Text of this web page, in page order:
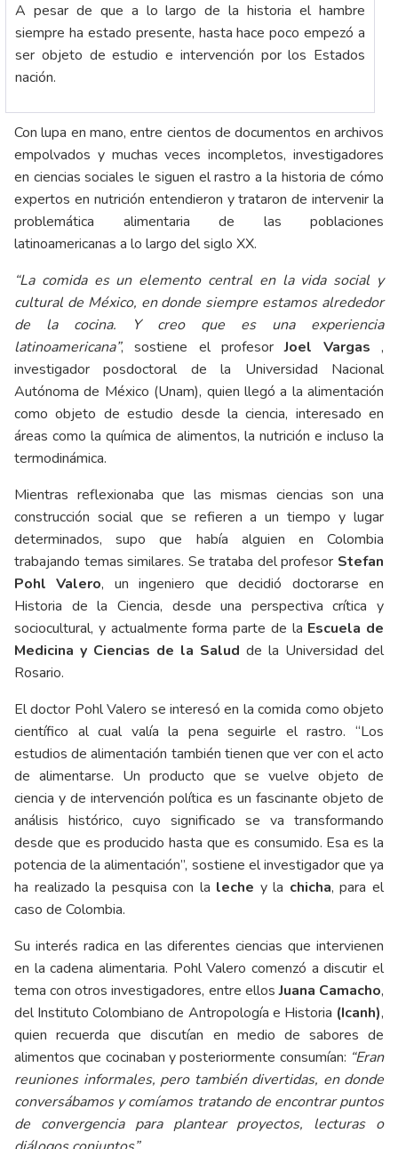
A pesar de que a lo largo de la historia el hambre
siempre ha estado presente, hasta hace poco empezó a
ser objeto de estudio e intervención por los Estados
nación.
Con lupa en mano, entre cientos de documentos en archivos
empolvados y muchas veces incompletos, investigadores
en ciencias sociales le siguen el rastro a la historia de cómo
expertos en nutrición entendieron y trataron de intervenir la
problemática alimentaria de las poblaciones
latinoamericanas a lo largo del siglo XX.
“La comida es un elemento central en la vida social y
cultural de México, en donde siempre estamos alrededor
de la cocina. Y creo que es una experiencia
latinoamericana”, sostiene el profesorJoel Vargas,
investigador posdoctoral de la Universidad Nacional
Autónoma de México (Unam), quien llegó a la alimentación
como objeto de estudio desde la ciencia, interesado en
áreas como la química de alimentos, la nutrición e incluso la
termodinámica.
Mientras reflexionaba que las mismas ciencias son una
construcción social que se refieren a un tiempo y lugar
determinados, supo que había alguien en Colombia
trabajando temas similares. Se trataba del profesor Stefan
Pohl Valero, un ingeniero que decidió doctorarse en
Historia de la Ciencia, desde una perspectiva crítica y
sociocultural, y actualmente forma parte de la Escuela de
Medicina y Ciencias de la Salud de la Universidad del
Rosario.
El doctor Pohl Valero se interesó en la comida como objeto
científico al cual valía la pena seguirle el rastro. “Los
estudios de alimentación también tienen que ver con el acto
de alimentarse. Un producto que se vuelve objeto de
ciencia y de intervención política es un fascinante objeto de
análisis histórico, cuyo significado se va transformando
desde que es producido hasta que es consumido. Esa es la
potencia de la alimentación”, sostiene el investigador que ya
ha realizado la pesquisa con la leche y la chicha, para el
caso de Colombia.
Su interés radica en las diferentes ciencias que intervienen
en la cadena alimentaria. Pohl Valero comenzó a discutir el
tema con otros investigadores, entre ellosJuana Camacho,
del Instituto Colombiano de Antropología e Historia (Icanh),
quien recuerda que discutían en medio de sabores de
alimentos que cocinaban y posteriormente consumían: “Eran
reuniones informales, pero también divertidas, en donde
conversábamos y comíamos tratando de encontrar puntos
de convergencia para plantear proyectos, lecturas o